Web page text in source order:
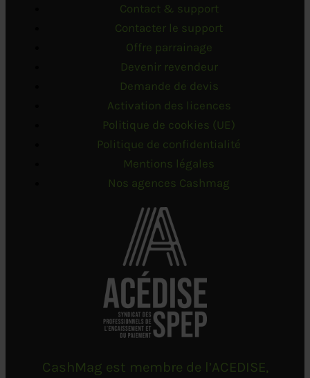
Contact & support
Contacter le support
Offre parrainage
Devenir revendeur
Demande de devis
Activation des licences
Politique de cookies (UE)
Politique de confidentialité
Mentions légales
Nos agences Cashmag
CashMag est membre de l’ACEDISE,